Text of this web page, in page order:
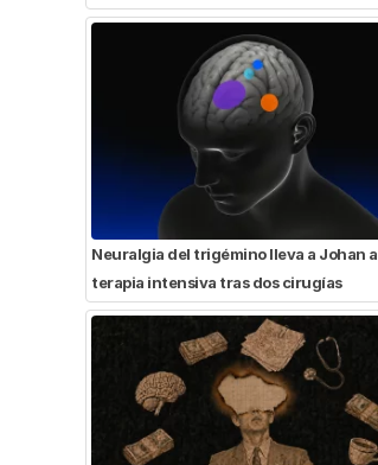
Neuralgia del trigémino lleva a Johan a
terapia intensiva tras dos cirugías